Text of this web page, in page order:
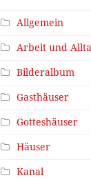
Allgemein
Arbeit und
Bilderalbum
Gasthäuser
Gotteshäuser
Häuser
Kanal